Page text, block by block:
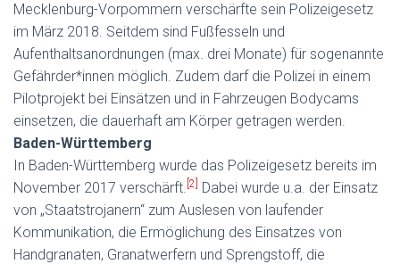
Mecklenburg-Vorpommern verschärfte sein Polizeigesetz
im März 2018. Seitdem sind Fußfesseln und
Aufenthaltsanordnungen (max. drei Monate) für sogenannte
Gefährder*innen möglich. Zudem darf die Polizei in einem
Pilotprojekt bei Einsätzen und in Fahrzeugen Bodycams
einsetzen, die dauerhaft am Körper getragen werden.
Baden-Württemberg
In Baden-Württemberg wurde das Polizeigesetz bereits im
November 2017 verschärft. [2]
Dabei wurde u.a. der Einsatz
von „Staatstrojanern“ zum Auslesen von laufender
Kommunikation, die Ermöglichung des Einsatzes von
Handgranaten, Granatwerfern und Sprengstoff, die